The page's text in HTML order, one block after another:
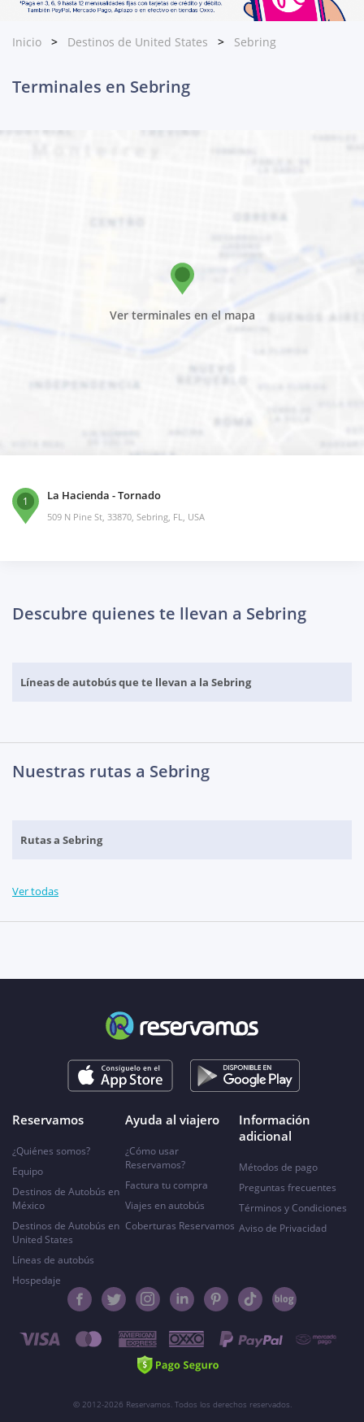
Inicio Destinos de United States Sebring
Terminales en Sebring
Ver terminales en el mapa
1 La Hacienda - Tornado
509 N Pine St, 33870, Sebring, FL, USA
Descubre quienes te llevan a Sebring
Líneas de autobús que te llevan a la Sebring
Nuestras rutas a Sebring
Rutas a Sebring
Ver todas
Reservamos
¿Quiénes somos?
Equipo
Destinos de Autobús en
México
Destinos de Autobús en
United States
Líneas de autobús
Hospedaje
Ayuda al viajero
¿Cómo usar
Reservamos?
Factura tu compra
Viajes en autobús
Coberturas Reservamos
Información
adicional
Métodos de pago
Preguntas frecuentes
Términos y Condiciones
Aviso de Privacidad
© 2012-2026 Reservamos. Todos los derechos reservados.